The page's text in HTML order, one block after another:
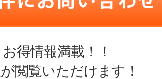
得情報満載！！
閲覧いただけます！